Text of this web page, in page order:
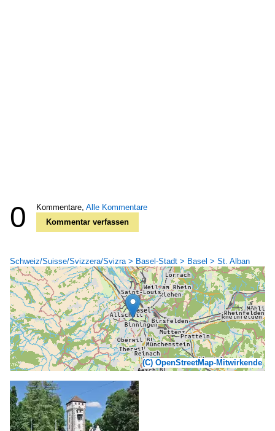
0 Kommentare, Alle Kommentare
Kommentar verfassen
Schweiz/Suisse/Svizzera/Svizra > Basel-Stadt > Basel > St. Alban
(C) OpenStreetMap-Mitwirkende